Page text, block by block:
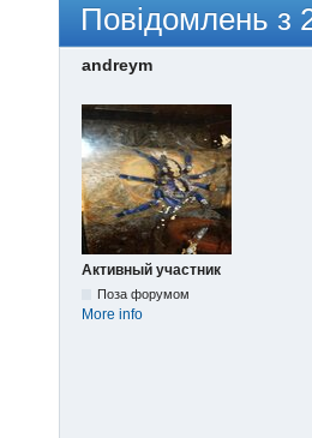
Повідомлень з
andreym
Активный участник
Поза форумом
More info